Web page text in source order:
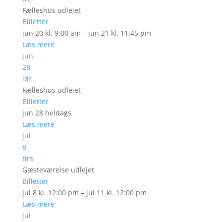
Fælleshus udlejet
Billetter
jun 20 kl. 9:00 am – jun 21 kl. 11:45 pm
Læs mere
jun
28
lør
Fælleshus udlejet
Billetter
jun 28 heldags
Læs mere
jul
8
tirs
Gæsteværelse udlejet
Billetter
jul 8 kl. 12:00 pm – jul 11 kl. 12:00 pm
Læs mere
jul